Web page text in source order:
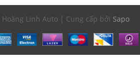
Linh Auto | Cung cấp bởi Sapo